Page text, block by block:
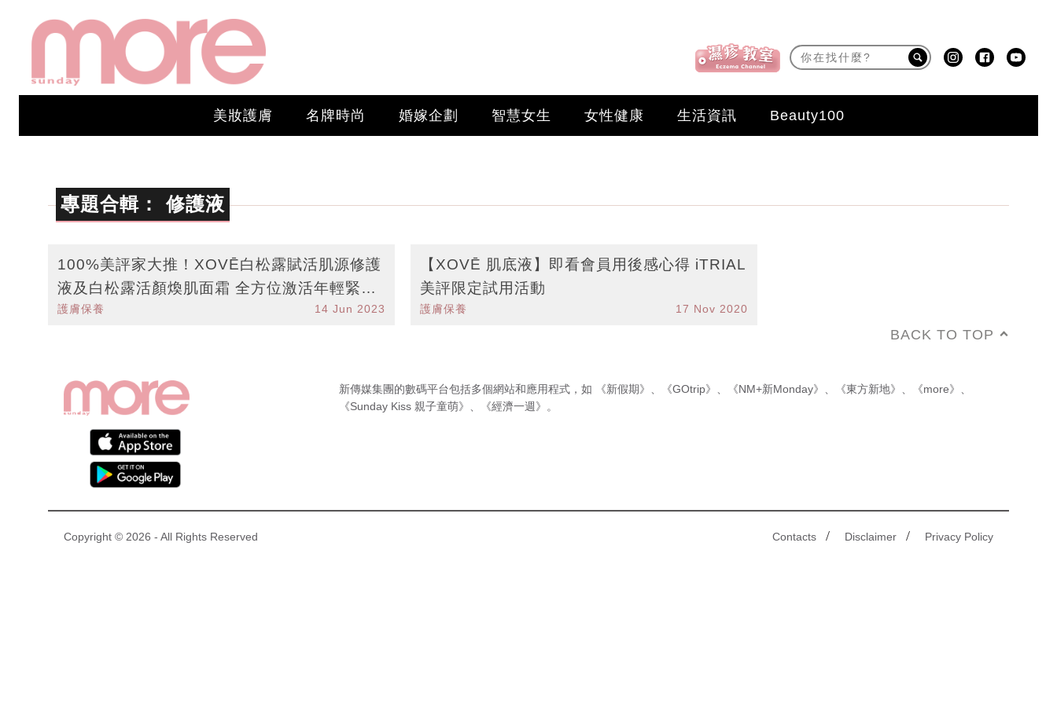
美妝護膚 名牌時尚 婚嫁企劃 智慧女生 女性健康 生活資訊 Beauty100
專題合輯： 修護液
100%美評家大推！XOVĒ白松露賦活肌源修護
液及白松露活顏煥肌面霜 全方位激活年輕緊緻
美肌
護膚保養 14 Jun 2023
【XOVĒ 肌底液】即看會員用後感心得 iTRIAL
美評限定試用活動
護膚保養 17 Nov 2020
BACK TO TOP
新傳媒集團的數碼平台包括多個網站和應用程式，如 《新假期》 《GOtrip》 《NM+新Monday》 《東方新地》 《more》
《Sunday Kiss 親子童萌》
《經濟一週》 。
Contacts / Disclaimer / Privacy Policy
Copyright © 2026 - All Rights Reserved